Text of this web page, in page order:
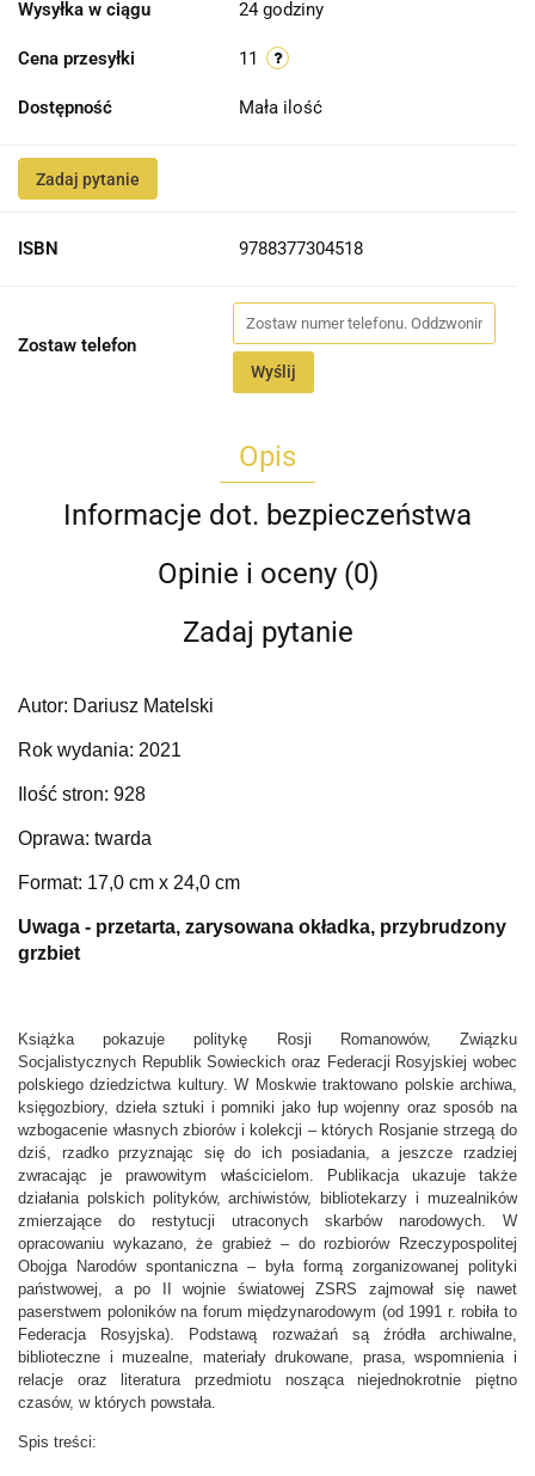
Wysyłka w ciągu 24 godziny
Cena przesyłki 11
Dostępność Mała ilość
Zadaj pytanie
ISBN 9788377304518
Zostaw telefon
Wyślij
Opis
Informacje dot. bezpieczeństwa
Opinie i oceny (0)
Zadaj pytanie
Autor: Dariusz Matelski
Rok wydania: 2021
Ilość stron: 928
Oprawa: twarda
Format: 17,0 cm x 24,0 cm
Uwaga - przetarta, zarysowana okładka, przybrudzony
grzbiet
Książka pokazuje politykę Rosji Romanowów, Związku
Socjalistycznych Republik Sowieckich oraz Federacji Rosyjskiej wobec
polskiego dziedzictwa kultury. W Moskwie traktowano polskie archiwa,
księgozbiory, dzieła sztuki i pomniki jako łup wojenny oraz sposób na
wzbogacenie własnych zbiorów i kolekcji – których Rosjanie strzegą do
dziś, rzadko przyznając się do ich posiadania, a jeszcze rzadziej
zwracając je prawowitym właścicielom. Publikacja ukazuje także
działania polskich polityków, archiwistów, bibliotekarzy i muzealników
zmierzające do restytucji utraconych skarbów narodowych. W
opracowaniu wykazano, że grabież – do rozbiorów Rzeczypospolitej
Obojga Narodów spontaniczna – była formą zorganizowanej polityki
państwowej, a po II wojnie światowej ZSRS zajmował się nawet
paserstwem poloników na forum międzynarodowym (od 1991 r. robiła to
Federacja Rosyjska). Podstawą rozważań są źródła archiwalne,
biblioteczne i muzealne, materiały drukowane, prasa, wspomnienia i
relacje oraz literatura przedmiotu nosząca niejednokrotnie piętno
czasów, w których powstała.
Spis treści: